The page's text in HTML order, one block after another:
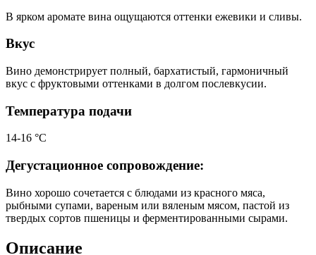
В ярком аромате вина ощущаются оттенки ежевики и сливы.
Вкус
Вино демонстрирует полный, бархатистый, гармоничный
вкус с фруктовыми оттенками в долгом послевкусии.
Температура подачи
14-16 °С
Дегустационное сопровождение:
Вино хорошо сочетается с блюдами из красного мяса,
рыбными супами, вареным или вяленым мясом, пастой из
твердых сортов пшеницы и ферментированными сырами.
Описание